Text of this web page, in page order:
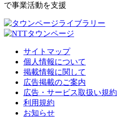
で事業活動を支援
サイトマップ
個人情報について
掲載情報に関して
広告掲載のご案内
広告・サービス取扱い規約
利用規約
お知らせ